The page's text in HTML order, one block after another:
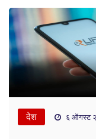
देश ६ ऑगस्ट